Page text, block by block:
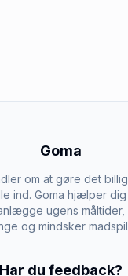
Goma
om at gøre det
ind. Goma hjælper
ugens
og mindsker
Har du feedback?